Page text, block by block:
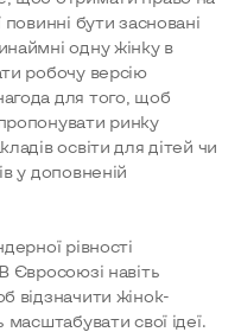
бути засновані
одну жінку в
робочу версію
для того, щоб
ринку
освіти для дітей чи
у доповненій
рівності
Євросоюзі навіть
відзначити жінок-
масштабувати свої ідеї.